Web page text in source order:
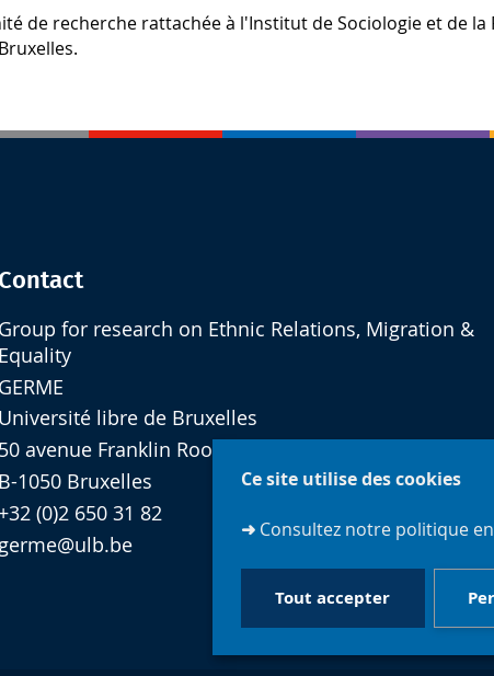
Ce site utilise des cookies
➜ Consultez notre politique
Tout accepter
de recherche rattachée à l'Institut de Sociologie et de la
Group for research on Ethnic Relations, Migration &
Equality
GERME
Université libre de Bruxelles
50 avenue Franklin Roosevelt CP 124
B-1050 Bruxelles
+32 (0)2 650 31 82
germe@ulb.be